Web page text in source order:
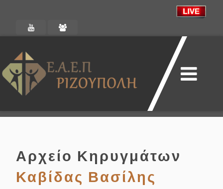
Αρχείο Κηρυγμάτων
Καβίδας Βασίλης